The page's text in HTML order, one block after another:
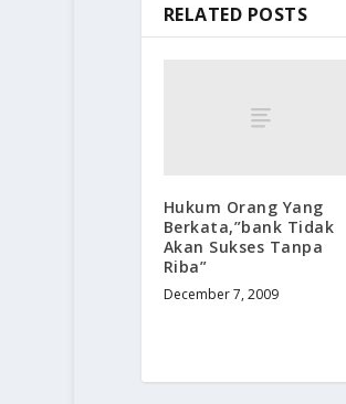
RELATED POSTS
Hukum Orang Yang
Berkata,”bank Tidak
Akan Sukses Tanpa
Riba”
December 7, 2009